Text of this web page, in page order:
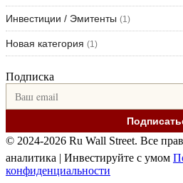
Инвестиции / Эмитенты (1)
Новая категория (1)
Подписка
© 2024-2026 Ru Wall Street. Все
аналитика | Инвестируйте с умом
конфиденциальности